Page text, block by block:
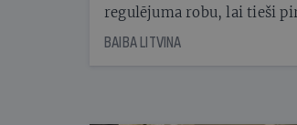
regulējuma robu, lai tieši
starta izreklamētos par
BAIBA LITVINA